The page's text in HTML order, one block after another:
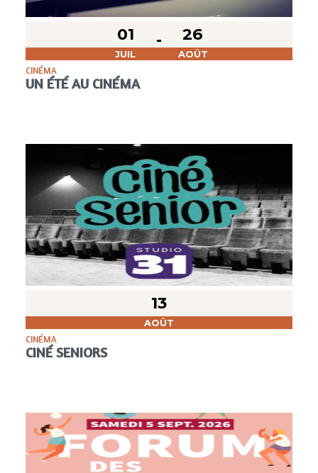
01
JUIL
26
AOÛT
CINÉMA
UN ÉTÉ AU CINÉMA
13
AOÛT
CINÉMA
CINÉ SENIORS